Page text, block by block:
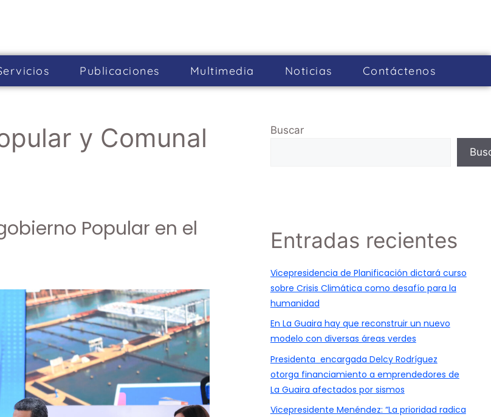
Publicaciones Multimedia Noticias Cont­áctenos
y Comunal
Popular en el
Buscar
Entradas recientes
Vicepresidencia de Planificación dictará curso
sobre Crisis Climática como desafío para la
humanidad
En La Guaira hay que reconstruir un nuevo
modelo con diversas áreas verdes
Presidenta encargada Delcy Rodríguez
otorga financiamiento a emprendedores de
La Guaira afectados por sismos
Vicepresidente Menéndez: “La prioridad radica